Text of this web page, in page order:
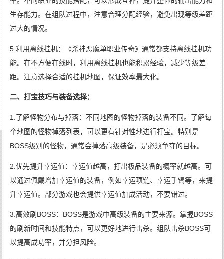
生存能力。在组队过程中，注意合理分配经验，避免出现等级差距
过大的情况。
5.利用离线挂机：《杀神恶魔单职业传奇》通常都支持离线挂机功
能。在不方便在线时，利用离线挂机也能积累经验，减少等级差
距。注意选择合适的挂机地图，保证效率最大化。
二、打宝技巧与装备选择：
1.了解怪物分布与掉落：不同地图的怪物掉落的装备不同。了解每
个地图的怪物掉落列表，可以更有针对性地进行打宝。特别是
BOSS级别的怪物，通常会掉落高级装备，是必须争夺的目标。
2.优先提升幸运值：幸运值越高，打出极品装备的概率就越高。可
以通过佩戴增加幸运值的装备，例如幸运项链、幸运手镯等，来提
升幸运值。部分游戏也会提供幸运值加成活动，不要错过。
3.高效刷BOSS：BOSS是游戏中高级装备的主要来源。掌握BOSS
的刷新时间和技能特点，可以更好地进行击杀。组队击杀BOSS可
以提高成功率，并分担风险。